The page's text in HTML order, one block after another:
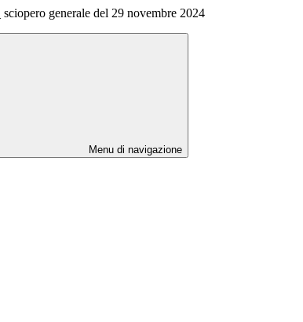
generale del 29 novembre 2024
Menu di navigazione